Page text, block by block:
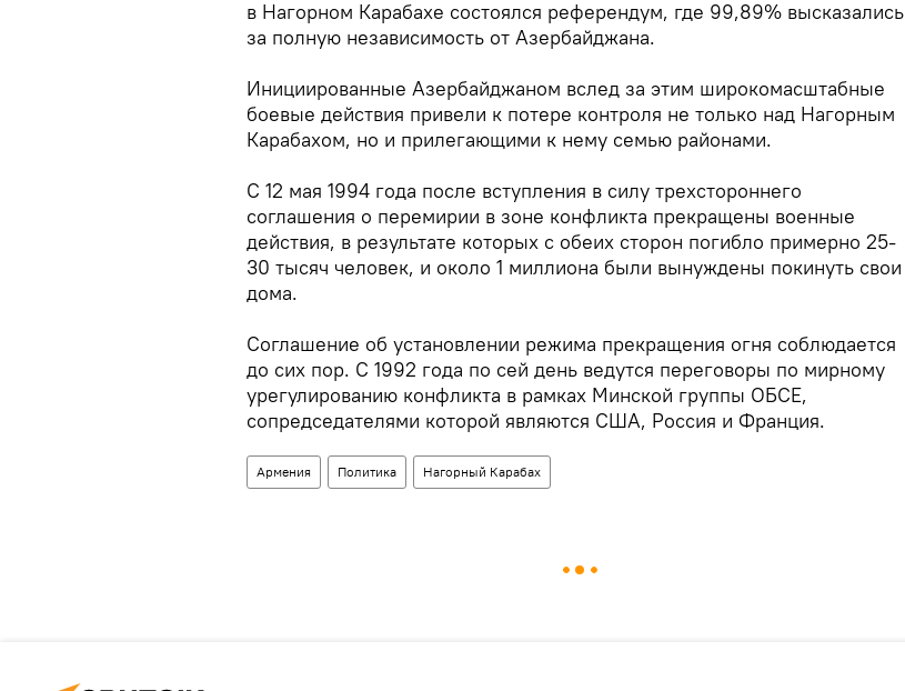
в Нагорном Карабахе состоялся референдум, где 99,89% высказались
за полную независимость от Азербайджана.
Инициированные Азербайджаном вслед за этим широкомасштабные
боевые действия привели к потере контроля не только над Нагорным
Карабахом, но и прилегающими к нему семью районами.
С 12 мая 1994 года после вступления в силу трехстороннего
соглашения о перемирии в зоне конфликта прекращены военные
действия, в результате которых с обеих сторон погибло примерно 25-
30 тысяч человек, и около 1 миллиона были вынуждены покинуть свои
дома.
Соглашение об установлении режима прекращения огня соблюдается
до сих пор. С 1992 года по сей день ведутся переговоры по мирному
урегулированию конфликта в рамках Минской группы ОБСЕ,
сопредседателями которой являются США, Россия и Франция.
Армения Политика Нагорный Карабах